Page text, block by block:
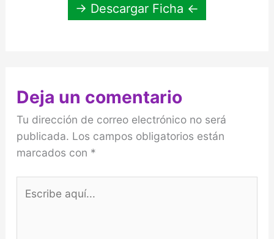
→ Descargar Ficha ←
Deja un comentario
Tu dirección de correo electrónico no será
publicada. Los campos obligatorios están
marcados con *
aquí...